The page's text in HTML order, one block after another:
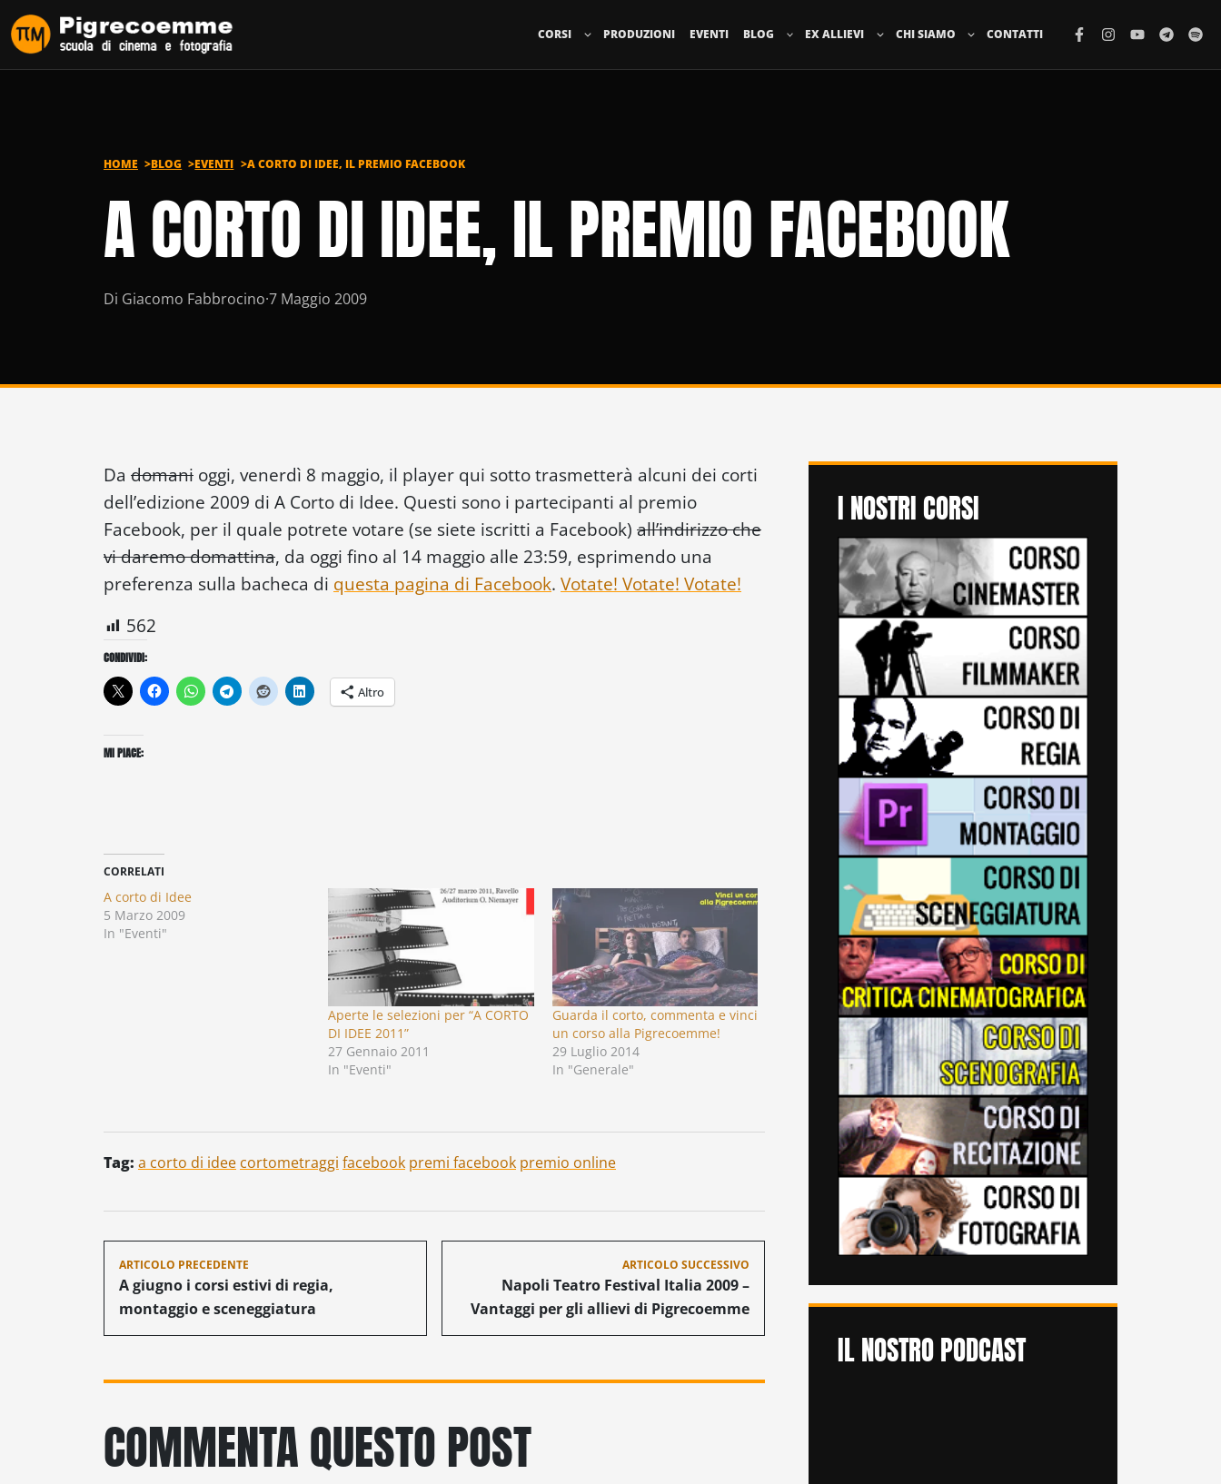
Vai al contenuto
CORSI PRODUZIONI EVENTI BLOG EX ALLIEVI CHI SIAMO CONTATTI
HOME BLOG EVENTI A CORTO DI IDEE, IL PREMIO FACEBOOK
A CORTO DI IDEE, IL PREMIO FACEBOOK
Di Giacomo Fabbrocino·7 Maggio 2009
Da domani oggi, venerdì 8 maggio, il player qui sotto trasmetterà alcuni dei corti
dell’edizione 2009 di A Corto di Idee. Questi sono i partecipanti al premio
Facebook, per il quale potrete votare (se siete iscritti a Facebook) all’indirizzo che
vi daremo domattina, da oggi fino al 14 maggio alle 23:59, esprimendo una
preferenza sulla bacheca di questa pagina di Facebook. Votate! Votate! Votate!
562
CONDIVIDI:
Altro
MI PIACE:
CORRELATI
A corto di Idee
5 Marzo 2009
In "Eventi"
Aperte le selezioni per “A CORTO
DI IDEE 2011”
27 Gennaio 2011
In "Eventi"
Guarda il corto, commenta e vinci
un corso alla Pigrecoemme!
29 Luglio 2014
In "Generale"
Tag: a corto di idee cortometraggi facebook premi facebook premio online
Navigazione
articoli
ARTICOLO PRECEDENTE
A giugno i corsi estivi di regia,
montaggio e sceneggiatura
ARTICOLO SUCCESSIVO
Napoli Teatro Festival Italia 2009 –
Vantaggi per gli allievi di Pigrecoemme
COMMENTA QUESTO POST
I NOSTRI CORSI
IL NOSTRO PODCAST